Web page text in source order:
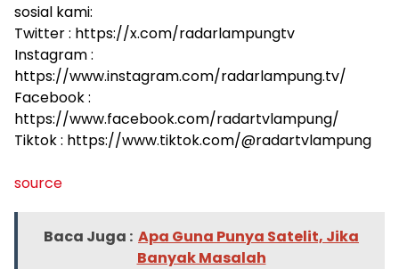
sosial kami:
Twitter : https://x.com/radarlampungtv
Instagram :
https://www.instagram.com/radarlampung.tv/
Facebook :
https://www.facebook.com/radartvlampung/
Tiktok : https://www.tiktok.com/@radartvlampung
source
Baca Juga : Apa Guna Punya Satelit, Jika
Banyak Masalah